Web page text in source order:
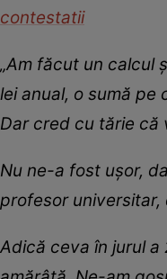
contestatii
„Am făcut un calcul
lei anual, o sumă pe
Dar cred cu tărie că
Nu ne-a fost ușor,
profesor universitar,
Adică ceva în jurul